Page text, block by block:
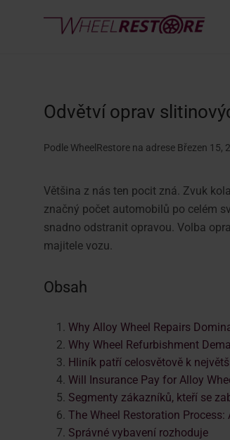
Odvětví oprav
Podle WheelRestore na adrese Březen 15,
Většina z nás ten pocit zná. Zvuk
značný počet automobilů po celém
snadno odstranit opravou. Volba
majitele vozu.
Obsah
Why Alloy Wheel Repairs
Why Wheel Refurbishment
Hliník patří celosvětově k
Will Insurance Pay for Alloy
Segmenty zákazníků, kteří se
The Wheel Restoration Process:
Správné vybavení rozhoduje